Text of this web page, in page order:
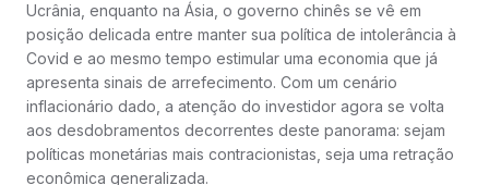
Ucrânia, enquanto na Ásia, o governo chinês se vê em
posição delicada entre manter sua política de intolerância à
Covid e ao mesmo tempo estimular uma economia que já
apresenta sinais de arrefecimento. Com um cenário
inflacionário dado, a atenção do investidor agora se volta
aos desdobramentos decorrentes deste panorama: sejam
políticas monetárias mais contracionistas, seja uma retração
econômica generalizada.